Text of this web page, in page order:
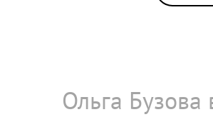
Ольга Бузова